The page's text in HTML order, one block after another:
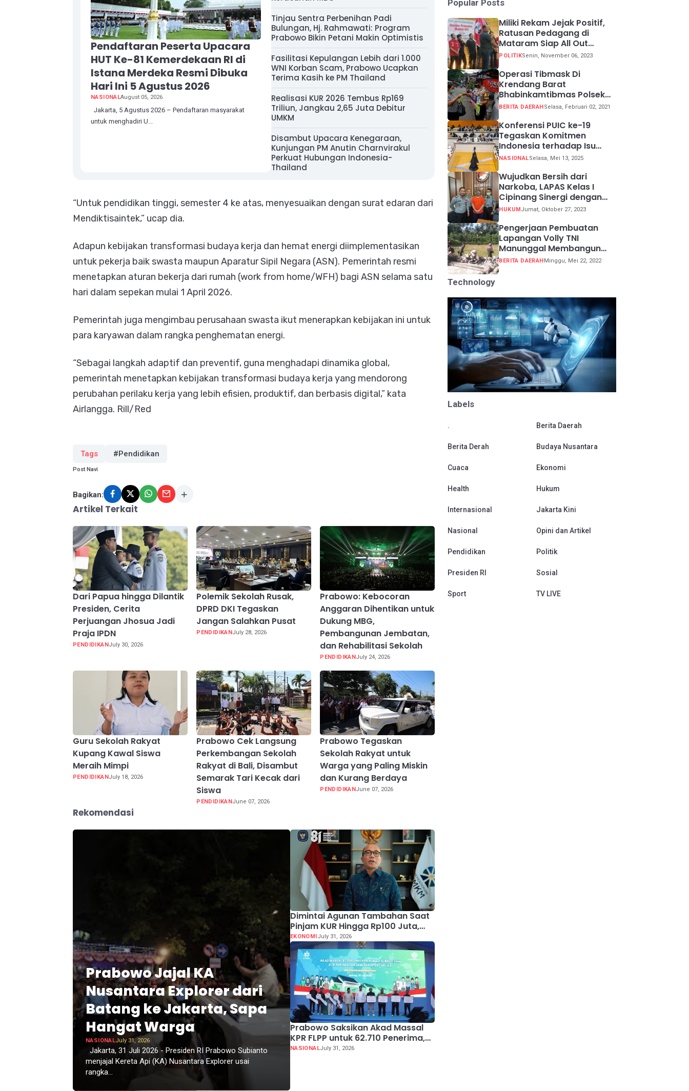
Pendaftaran Peserta Upacara
HUT Ke-81 Kemerdekaan RI di
Istana Merdeka Resmi Dibuka
Hari Ini 5 Agustus 2026
NASIONALAugust 05, 2026
Jakarta, 5 Agustus 2026 – Pendaftaran masyarakat
untuk menghadiri U...
Tinjau Sentra Perbenihan Padi
Bulungan, Hj. Rahmawati: Program
Prabowo Bikin Petani Makin Optimistis
Fasilitasi Kepulangan Lebih dari 1.000
WNI Korban Scam, Prabowo Ucapkan
Terima Kasih ke PM Thailand
Realisasi KUR 2026 Tembus Rp169
Triliun, Jangkau 2,65 Juta Debitur
UMKM
Disambut Upacara Kenegaraan,
Kunjungan PM Anutin Charnvirakul
Perkuat Hubungan Indonesia-
Thailand
“Untuk pendidikan tinggi, semester 4 ke atas, menyesuaikan dengan surat edaran dari
Mendiktisaintek,” ucap dia.
Adapun kebijakan transformasi budaya kerja dan hemat energi diimplementasikan
untuk pekerja baik swasta maupun Aparatur Sipil Negara (ASN). Pemerintah resmi
menetapkan aturan bekerja dari rumah (work from home/WFH) bagi ASN selama satu
hari dalam sepekan mulai 1 April 2026.
Pemerintah juga mengimbau perusahaan swasta ikut menerapkan kebijakan ini untuk
para karyawan dalam rangka penghematan energi.
“Sebagai langkah adaptif dan preventif, guna menghadapi dinamika global,
pemerintah menetapkan kebijakan transformasi budaya kerja yang mendorong
perubahan perilaku kerja yang lebih efisien, produktif, dan berbasis digital,” kata
Airlangga. Rill/Red
Tags #Pendidikan
Post Navi
Bagikan:
Artikel Terkait
Dari Papua hingga Dilantik
Presiden, Cerita
Perjuangan Jhosua Jadi
Praja IPDN
PENDIDIKAN July 30, 2026
Polemik Sekolah Rusak,
DPRD DKI Tegaskan
Jangan Salahkan Pusat
PENDIDIKAN July 28, 2026
Prabowo: Kebocoran
Anggaran Dihentikan untuk
Dukung MBG,
Pembangunan Jembatan,
dan Rehabilitasi Sekolah
PENDIDIKAN July 24, 2026
Guru Sekolah Rakyat
Kupang Kawal Siswa
Meraih Mimpi
PENDIDIKAN July 18, 2026
Prabowo Cek Langsung
Perkembangan Sekolah
Rakyat di Bali, Disambut
Semarak Tari Kecak dari
Siswa
PENDIDIKAN June 07, 2026
Prabowo Tegaskan
Sekolah Rakyat untuk
Warga yang Paling Miskin
dan Kurang Berdaya
PENDIDIKAN June 07, 2026
Rekomendasi
Prabowo Jajal KA
Nusantara Explorer dari
Batang ke Jakarta, Sapa
Hangat Warga
NASIONALJuly 31, 2026
Jakarta, 31 Juli 2026 - Presiden RI Prabowo Subianto
menjajal Kereta Api (KA) Nusantara Explorer usai
rangka...
Dimintai Agunan Tambahan Saat
Pinjam KUR Hingga Rp100 Juta,
Segera Laporkan!
EKONOMIJuly 31, 2026
Prabowo Saksikan Akad Massal
KPR FLPP untuk 62.710 Penerima,
dari Guru SD hingga Pengemudi
NASIONALJuly 31, 2026
Popular Posts
Miliki Rekam Jejak Positif,
Ratusan Pedagang di
Mataram Siap All Out
Menangkan Ganjar-Mahfud
POLITIKSenin, November 06, 2023
Operasi Tibmask Di
Krendang Barat
Bhabinkamtibmas Polsek
Tambora Bagikan Masker
Prokes
BERITA DAERAHSelasa, Februari 02, 2021
Konferensi PUIC ke-19
Tegaskan Komitmen
Indonesia terhadap Isu
Lingkungan Global
NASIONALSelasa, Mei 13, 2025
Wujudkan Bersih dari
Narkoba, LAPAS Kelas I
Cipinang Sinergi dengan
Kepolisian Resor Metro
HUKUMJumat, Oktober 27, 2023
Pengerjaan Pembuatan
Lapangan Volly TNI
Manunggal Membangun
Desa (TMMD) ke 113
BERITA DAERAHMinggu, Mei 22, 2022
Technology
Labels
. Berita Daerah
Berita Derah Budaya Nusantara
Cuaca Ekonomi
Health Hukum
Internasional Jakarta Kini
Nasional Opini dan Artikel
Pendidikan Politik
Presiden RI Sosial
Sport TV LIVE